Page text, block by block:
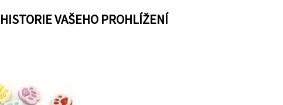
HISTORIE VAŠEHO PROHLÍŽENÍ